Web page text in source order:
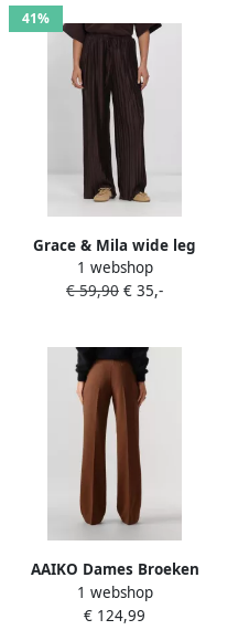
41%
Grace & Mila wide leg
regular waist broek
donkerbruin
1 webshop
€ 59,90 € 35,-
AAIKO Dames Broeken
Chantalle R Pes 345 Bruin
1 webshop
€ 124,99